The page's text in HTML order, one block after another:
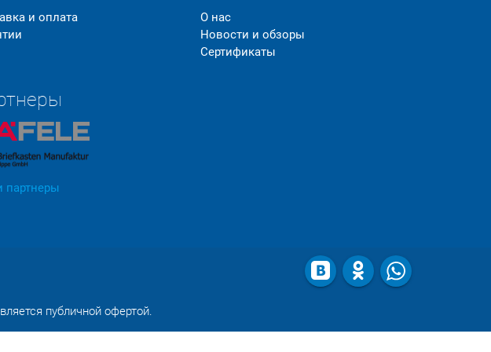
и оплата
партнеры
О нас
Новости и обзоры
Сертификаты
публичной офертой.